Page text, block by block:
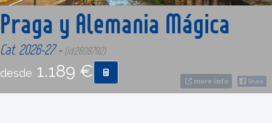
COMPRAR
more info
Praga y Alemania Mágica
Cat. 2026-27 - (id:2608792)
desde 1.189 €